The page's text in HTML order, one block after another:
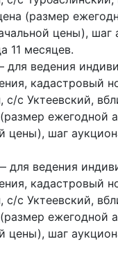
(размер
цены), шаг
11 месяцев.
ведения
кадастровый
с Уктеевский,
ежегодной
цены), шаг
ведения
кадастровый
с Уктеевский,
ежегодной
цены), шаг